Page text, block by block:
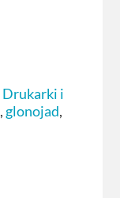
Drukarki i
, glonojad,